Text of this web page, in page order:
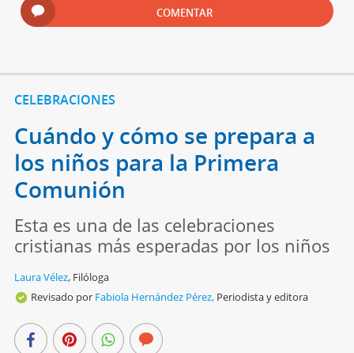
COMENTAR
CELEBRACIONES
Cuándo y cómo se prepara a
los niños para la Primera
Comunión
Esta es una de las celebraciones
cristianas más esperadas por los niños
Laura Vélez, Filóloga
Revisado por Fabiola Hernández Pérez, Periodista y editora